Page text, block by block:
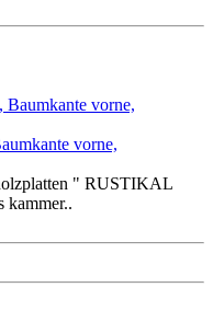
vorne,
" RUSTIKAL
kammer..